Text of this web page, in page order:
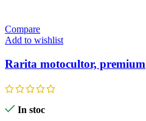
Compare
Add to wishlist
Rarita motocultor, premium
In stoc